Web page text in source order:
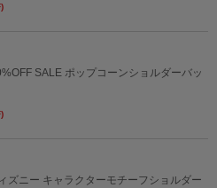
SALE ポップコーンショルダーバッ
ズニー キャラクターモチーフショルダー